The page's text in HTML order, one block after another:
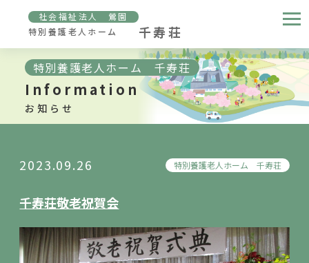
社会福祉法人 鶯園
特別養護老人ホーム
千寿荘
特別養護老人ホーム 千寿荘
Information
お知らせ
2023.09.26 特別養護老人ホーム 千寿荘
千寿荘敬老祝賀会